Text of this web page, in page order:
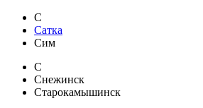
С
Сатка
Сим
С
Снежинск
Старокамышинск